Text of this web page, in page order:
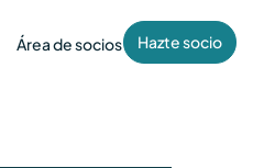
Área de socios Hazte socio